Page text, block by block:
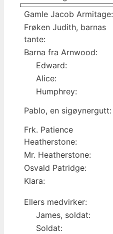
Gamle Jacob Armitage:
Frøken Judith, barnas
tante:
Barna fra Arnwood:
Edward:
Alice:
Humphrey:
Pablo, en sigøynergutt:
Frk. Patience
Heatherstone:
Mr. Heatherstone:
Osvald Patridge:
Klara:
Ellers medvirker:
James, soldat:
Soldat: